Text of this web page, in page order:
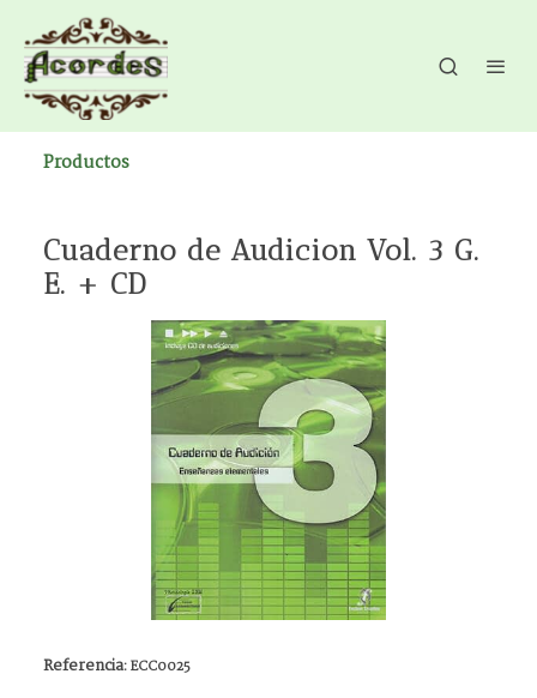
Productos
Cuaderno de Audicion Vol. 3 G.
E. + CD
Referencia:ECC0025